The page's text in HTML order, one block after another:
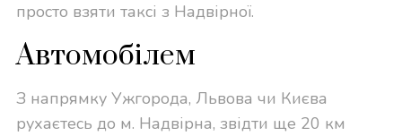
просто взяти таксі з Надвірної.
Автомобілем
З напрямку Ужгорода, Львова чи Києва
рухаєтесь до м. Надвірна, звідти ще 20 км